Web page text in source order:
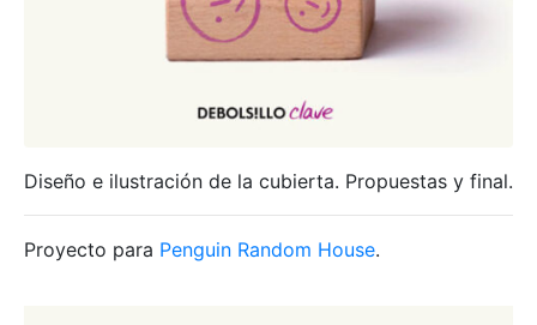
Diseño e ilustración de la cubierta. Propuestas y final.
Proyecto para Penguin Random House.